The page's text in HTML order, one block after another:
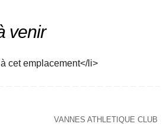
venir
cet emplacement</li>
VANNES ATHLETIQUE CLUB